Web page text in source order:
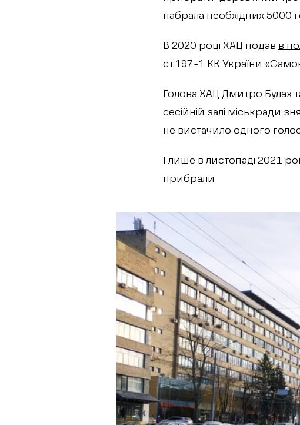
набрала необхідних 5000
В 2020 році ХАЦ подав в
ст.197-1 КК України
Голова ХАЦ Дмитро Булах
сесійній залі міськради
не вистачило одного
І лише в листопаді 2021
прибрали